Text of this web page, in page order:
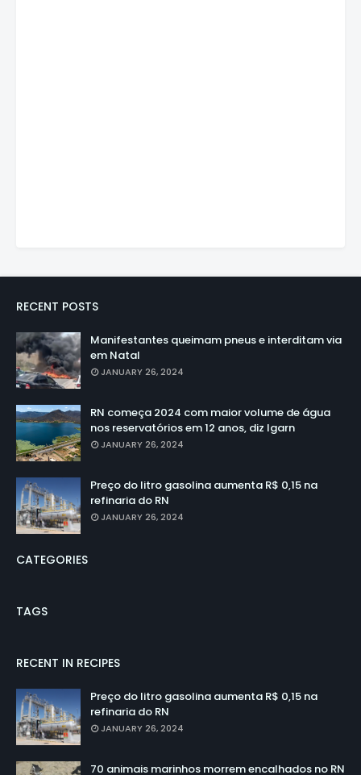
RECENT POSTS
Manifestantes queimam pneus e interditam via
em Natal
JANUARY 26, 2024
RN começa 2024 com maior volume de água
nos reservatórios em 12 anos, diz Igarn
JANUARY 26, 2024
Preço do litro gasolina aumenta R$ 0,15 na
refinaria do RN
JANUARY 26, 2024
CATEGORIES
TAGS
RECENT IN RECIPES
Preço do litro gasolina aumenta R$ 0,15 na
refinaria do RN
JANUARY 26, 2024
70 animais marinhos morrem encalhados no RN